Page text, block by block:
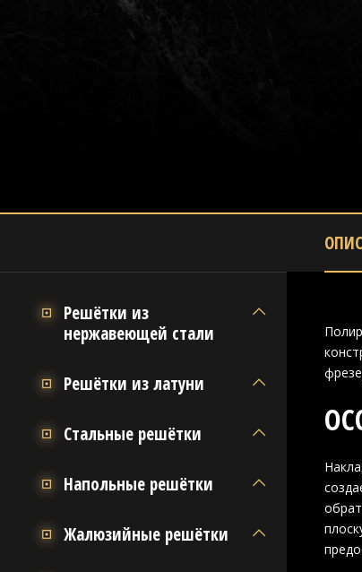
Решётки из
нержавеющей стали
Решётки из латуни
Стальные решётки
Напольные решётки
Жалюзийные решётки